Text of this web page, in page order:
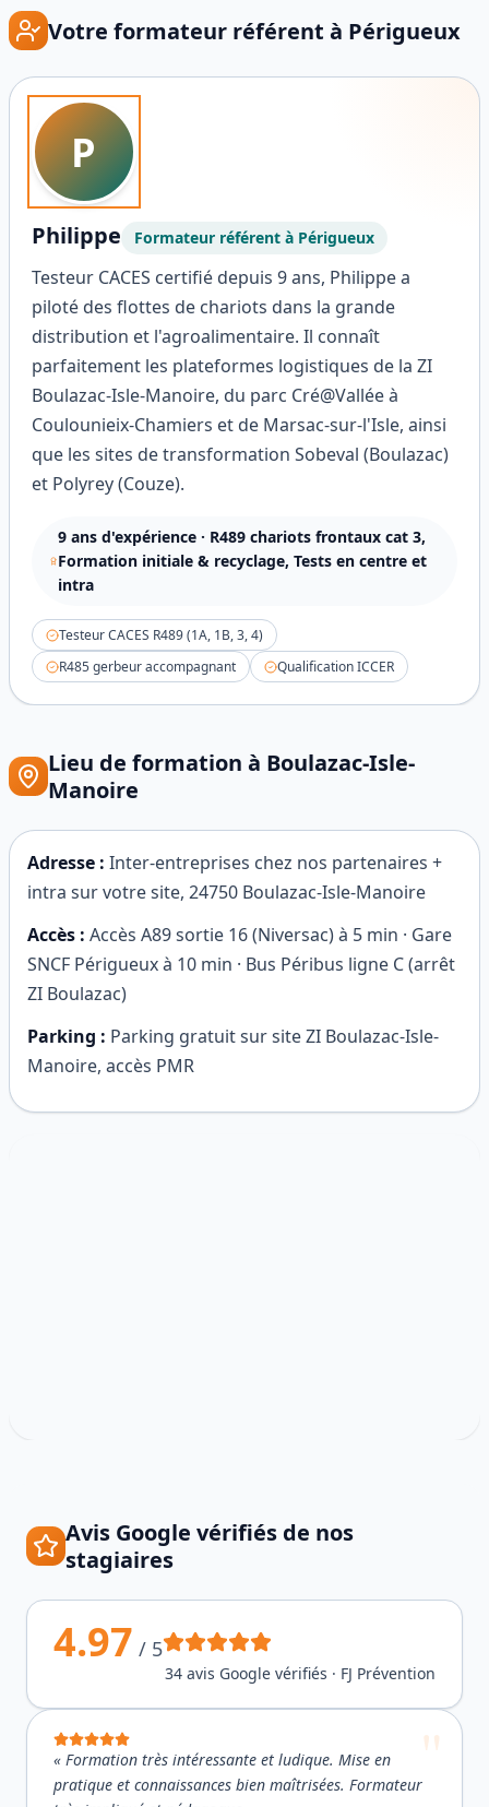
Votre formateur référent à Périgueux
P
Philippe Formateur référent à Périgueux
Testeur CACES certifié depuis 9 ans, Philippe a
piloté des flottes de chariots dans la grande
distribution et l'agroalimentaire. Il connaît
parfaitement les plateformes logistiques de la ZI
Boulazac-Isle-Manoire, du parc Cré@Vallée à
Coulounieix-Chamiers et de Marsac-sur-l'Isle, ainsi
que les sites de transformation Sobeval (Boulazac)
et Polyrey (Couze).
9ans d'expérience · R489 chariots frontaux cat 3,
Formation initiale & recyclage, Tests en centre et
intra
Testeur CACES R489 (1A, 1B, 3, 4)
R485 gerbeur accompagnant
Qualification ICCER
Lieu de formation à Boulazac-Isle-
Manoire
Adresse : Inter-entreprises chez nos partenaires +
intra sur votre site, 24750 Boulazac-Isle-Manoire
Accès : Accès A89 sortie 16 (Niversac) à 5 min · Gare
SNCF Périgueux à 10 min · Bus Péribus ligne C (arrêt
ZI Boulazac)
Parking : Parking gratuit sur site ZI Boulazac-Isle-
Manoire, accès PMR
Avis Google vérifiés de nos
stagiaires
4.97 / 5
34 avis Google vérifiés · FJ Prévention
« Formation très intéressante et ludique. Mise en
pratique et connaissances bien maîtrisées. Formateur